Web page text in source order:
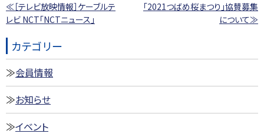
≪［テレビ放映情報］ケーブルテ
レビ NCT「NCTニュース」
「2021つばめ桜まつり」協賛募集
について≫
カテゴリー
会員情報
お知らせ
イベント